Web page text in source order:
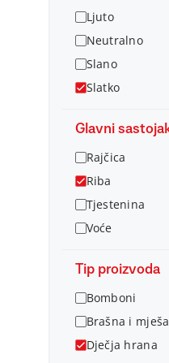
Ljuto
Neutralno
Slano
Slatko
Glavni
Rajčica
Riba
Tjestenina
Voće
Tip proizvoda
Bomboni
Brašna i
Dječja hrana